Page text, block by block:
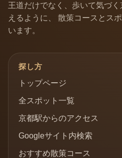
王道だけでなく、歩いて気づ
えるように、 散策コースとス
います。
探し方
トップページ
全スポット一覧
京都駅からのアクセス
Googleサイト内検索
おすすめ散策コース